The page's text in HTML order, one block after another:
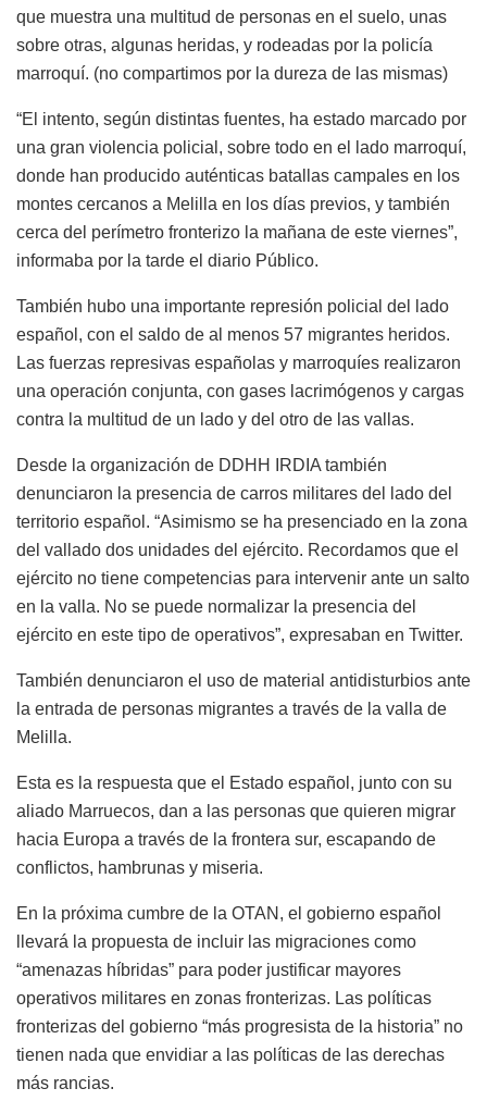
que muestra una multitud de personas en el suelo, unas
sobre otras, algunas heridas, y rodeadas por la policía
marroquí. (no compartimos por la dureza de las mismas)
“El intento, según distintas fuentes, ha estado marcado por
una gran violencia policial, sobre todo en el lado marroquí,
donde han producido auténticas batallas campales en los
montes cercanos a Melilla en los días previos, y también
cerca del perímetro fronterizo la mañana de este viernes”,
informaba por la tarde el diario Público.
También hubo una importante represión policial del lado
español, con el saldo de al menos 57 migrantes heridos.
Las fuerzas represivas españolas y marroquíes realizaron
una operación conjunta, con gases lacrimógenos y cargas
contra la multitud de un lado y del otro de las vallas.
Desde la organización de DDHH IRDIA también
denunciaron la presencia de carros militares del lado del
territorio español. “Asimismo se ha presenciado en la zona
del vallado dos unidades del ejército. Recordamos que el
ejército no tiene competencias para intervenir ante un salto
en la valla. No se puede normalizar la presencia del
ejército en este tipo de operativos”, expresaban en Twitter.
También denunciaron el uso de material antidisturbios ante
la entrada de personas migrantes a través de la valla de
Melilla.
Esta es la respuesta que el Estado español, junto con su
aliado Marruecos, dan a las personas que quieren migrar
hacia Europa a través de la frontera sur, escapando de
conflictos, hambrunas y miseria.
En la próxima cumbre de la OTAN, el gobierno español
llevará la propuesta de incluir las migraciones como
“amenazas híbridas” para poder justificar mayores
operativos militares en zonas fronterizas. Las políticas
fronterizas del gobierno “más progresista de la historia” no
tienen nada que envidiar a las políticas de las derechas
más rancias.